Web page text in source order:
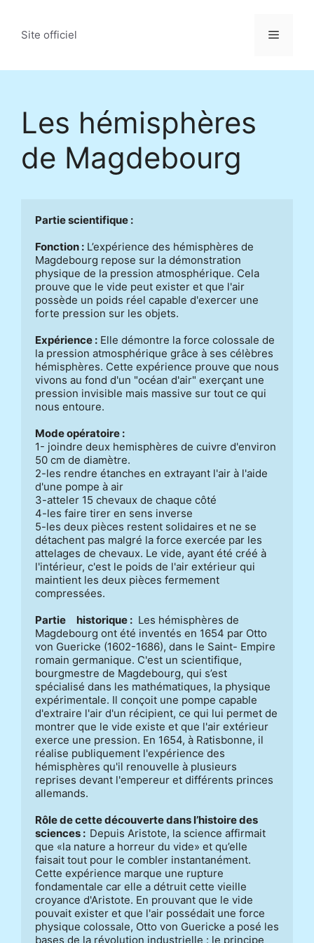
contenu
Site officiel Menu
Les hémisphères
de Magdebourg
Partie scientifique :
Fonction : L’expérience des hémisphères de
Magdebourg repose sur la démonstration
physique de la pression atmosphérique. Cela
prouve que le vide peut exister et que l'air
possède un poids réel capable d'exercer une
forte pression sur les objets.
Expérience : Elle démontre la force colossale de
la pression atmosphérique grâce à ses célèbres
hémisphères. Cette expérience prouve que nous
vivons au fond d'un "océan d'air" exerçant une
pression invisible mais massive sur tout ce qui
nous entoure.
Mode opératoire :
1- joindre deux hemisphères de cuivre d'environ
50 cm de diamètre.
2-les rendre étanches en extrayant l'air à l'aide
d'une pompe à air
3-atteler 15 chevaux de chaque côté
4-les faire tirer en sens inverse
5-les deux pièces restent solidaires et ne se
détachent pas malgré la force exercée par les
attelages de chevaux. Le vide, ayant été créé à
l'intérieur, c'est le poids de l'air extérieur qui
maintient les deux pièces fermement
compressées.
Partie     historique :
  Les hémisphères de
Magdebourg ont été inventés en 1654 par Otto
von Guericke (1602-1686), dans le Saint- Empire
romain germanique. C'est un scientifique,
bourgmestre de Magdebourg, qui s’est
spécialisé dans les mathématiques, la physique
expérimentale. Il conçoit une pompe capable
d'extraire l'air d'un récipient, ce qui lui permet de
montrer que le vide existe et que l'air extérieur
exerce une pression. En 1654, à Ratisbonne, il
réalise publiquement l'expérience des
hémisphères qu'il renouvelle à plusieurs
reprises devant l'empereur et différents princes
allemands.
Rôle de cette découverte dans l’histoire des
sciences : Depuis Aristote, la science affirmait
que «la nature a horreur du vide» et qu’elle
faisait tout pour le combler instantanément.
Cette expérience marque une rupture
fondamentale car elle a détruit cette vieille
croyance d'Aristote. En prouvant que le vide
pouvait exister et que l'air possédait une force
physique colossale, Otto von Guericke a posé les
bases de la révolution industrielle : le principe